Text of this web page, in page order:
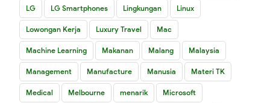
LG LG Smartphones Lingkungan Linux
Lowongan Kerja Luxury Travel Mac
Machine Learning Makanan Malang Malaysia
Management Manufacture Manusia Materi TK
Medical Melbourne menarik Microsoft